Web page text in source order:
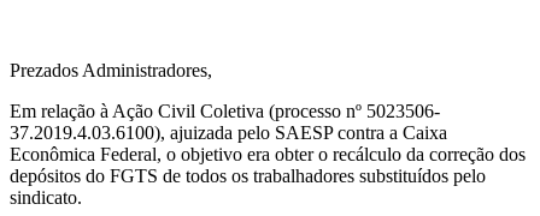
Prezados Administradores,
Em relação à Ação Civil Coletiva (processo nº 5023506-
37.2019.4.03.6100), ajuizada pelo SAESP contra a Caixa
Econômica Federal, o objetivo era obter o recálculo da correção dos
depósitos do FGTS de todos os trabalhadores substituídos pelo
sindicato.